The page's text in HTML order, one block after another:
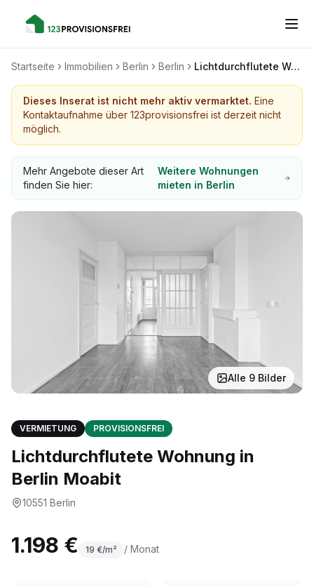
Startseite Immobilien Berlin Berlin Lichtdurchflutete Wohnung in Berlin Moabit
Dieses Inserat ist nicht mehr aktiv vermarktet. Eine
Kontaktaufnahme über 123provisionsfrei ist derzeit nicht
möglich.
Mehr Angebote dieser Art
finden Sie hier:
Weitere Wohnungen
mieten in Berlin
Alle 9 Bilder
VERMIETUNG PROVISIONSFREI
Lichtdurchflutete Wohnung in
Berlin Moabit
10551 Berlin
1.198 € 19 €/m² / Monat